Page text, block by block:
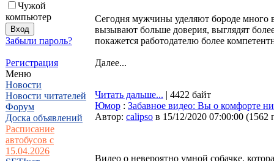
Чужой
компьютер
Забыли пароль?
Регистрация
Меню
Новости
Новости читателей
Форум
Доска объявлений
Расписание
автобусов с
15.04.2026
Сегодня мужчины уделяют бороде
вызывают больше доверия, выглядят
покажется работодателю более
Далее...
Читать дальше... | 4422 байт
Юмор : Забавное видео: Вы о комфорте ни
Автор: calipso в 15/12/2020 07:00:00 (1562
Видео о невероятно умной собачке,